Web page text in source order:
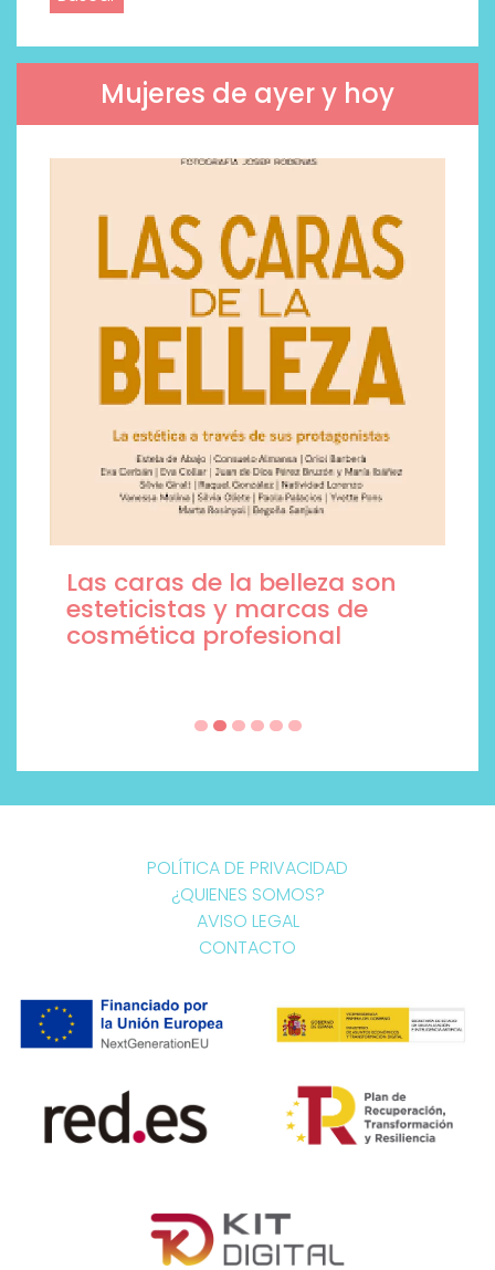
Mujeres de ayer y hoy
Las caras de la belleza son
esteticistas y marcas de
cosmética profesional
POLÍTICA DE PRIVACIDAD
¿QUIENES SOMOS?
AVISO LEGAL
CONTACTO